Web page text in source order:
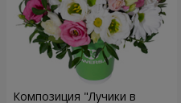
Композиция "Лучики в